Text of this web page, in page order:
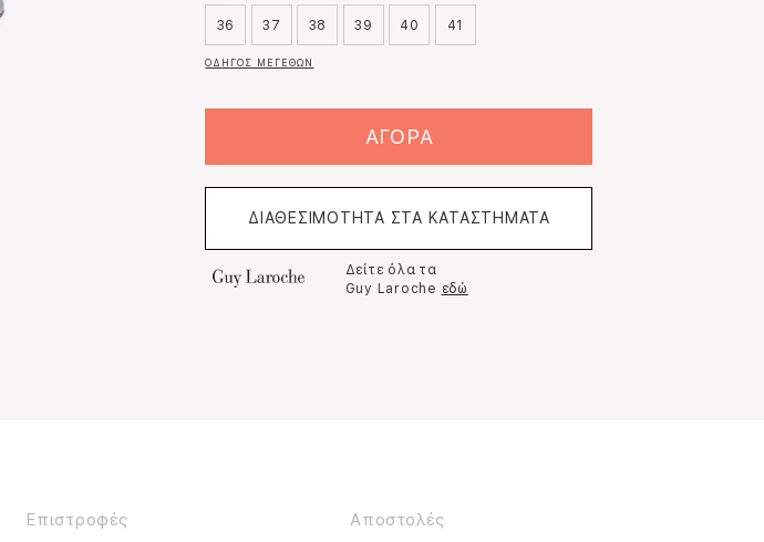
36 37 38 39 40 41
ΟΔΗΓΟΣ ΜΕΓΕΘΩΝ
ΑΓΟΡΑ
ΔΙΑΘΕΣΙΜΟΤΗΤΑ ΣΤΑ ΚΑΤΑΣΤΗΜΑΤΑ
Δείτε όλα τα
Guy Laroche εδώ
Επιστροφές Αποστολές